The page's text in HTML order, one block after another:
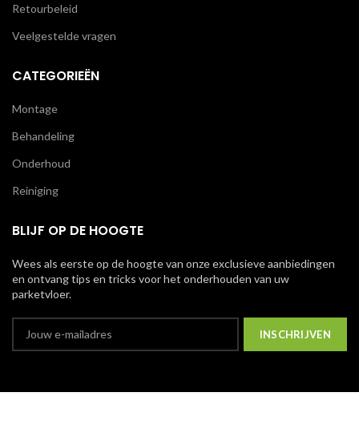
Retourbeleid
Veelgestelde vragen
CATEGORIEËN
Montage
Behandeling
Onderhoud
Reiniging
BLIJF OP DE HOOGTE
Wees als eerste op de hoogte van onze exclusieve aanbiedingen
en ontvang tips en tricks voor het onderhouden van uw
parketvloer.